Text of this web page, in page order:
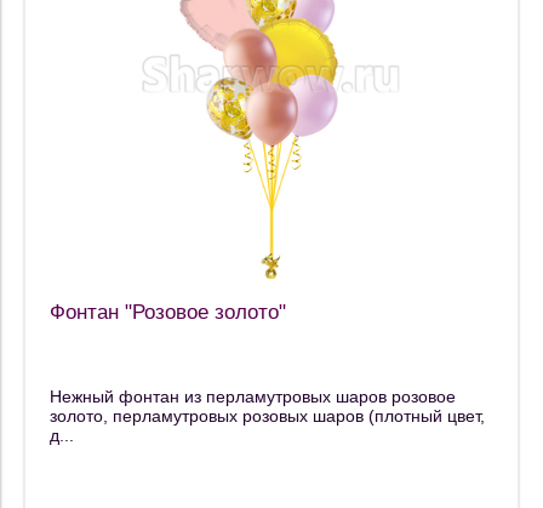
Фонтан "Розовое золото"
Нежный фонтан из перламутровых шаров розовое
золото, перламутровых розовых шаров (плотный цвет,
д...